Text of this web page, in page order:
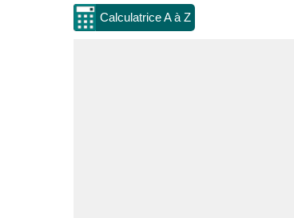
Calculatrice A à Z